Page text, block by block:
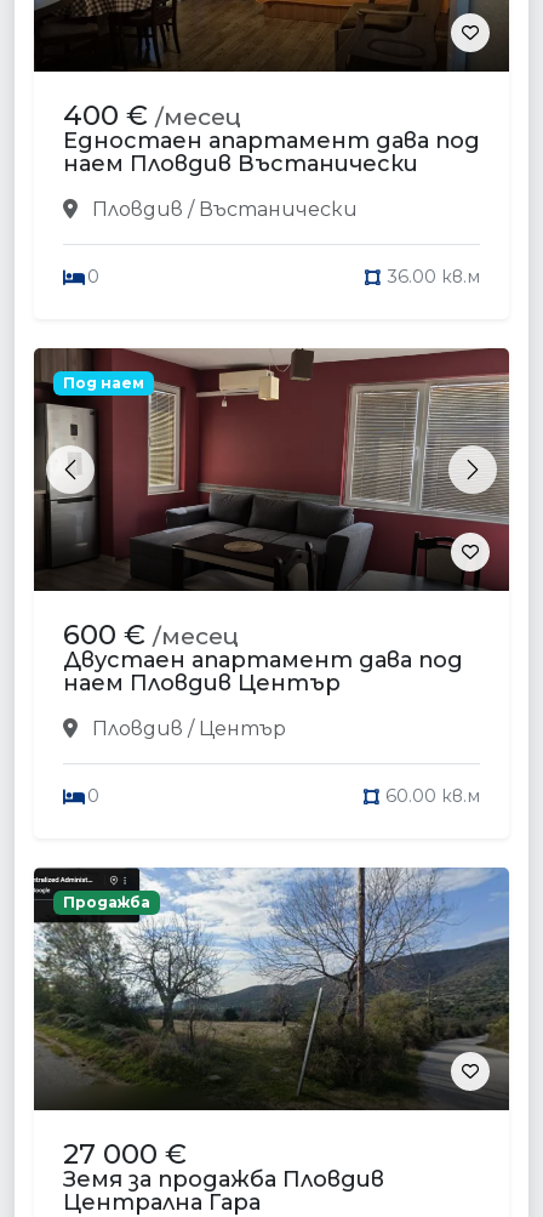
400 € /месец
Едностаен апартамент дава под
наем Пловдив Въстанически
Пловдив / Въстанически
0 36.00 кв.м
Previous Next
Под наем
600 € /месец
Двустаен апартамент дава под
наем Пловдив Център
Пловдив / Център
0 60.00 кв.м
Продажба
27 000 €
Земя за продажба Пловдив
Централна Гара